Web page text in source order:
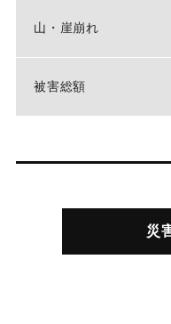
山・崖崩れ
被害総額
災